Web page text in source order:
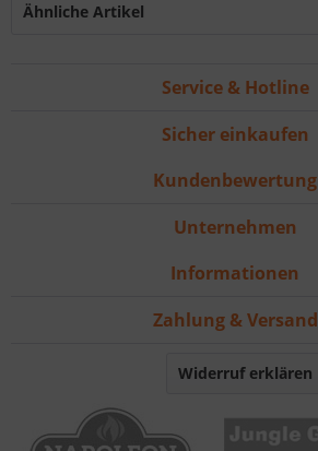
Ähnliche Artikel
Service & Hotline
Sicher einkaufen
Kundenbewertung
Unternehmen
Informationen
Zahlung & Versand
Widerruf erklären